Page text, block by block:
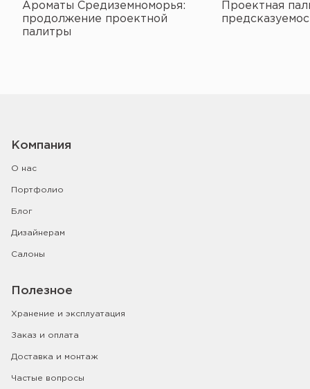
Ароматы Средиземноморья:
продолжение проектной
палитры
Проектная
Компания
О нас
Портфолио
Блог
Дизайнерам
Салоны
Полезное
Хранение и эксплуатация
Заказ и оплата
Доставка и монтаж
Частые вопросы